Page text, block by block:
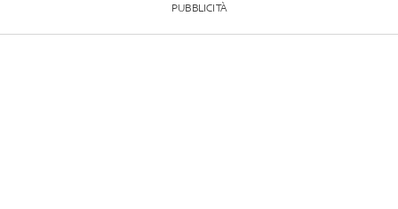
PUBBLICITÀ